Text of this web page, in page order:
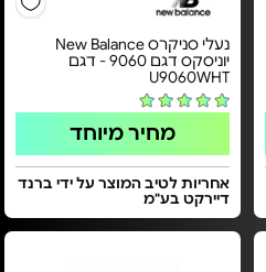
נעלי סניקרס New Balance
יוניסקס דגם 9060 - דגם
U9060WHT
מחיר מיוחד
אחריות לטיב המוצר על ידי ברנד
דיירקט בע"מ